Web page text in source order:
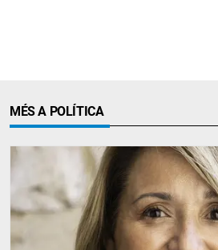
MÉS A POLÍTICA